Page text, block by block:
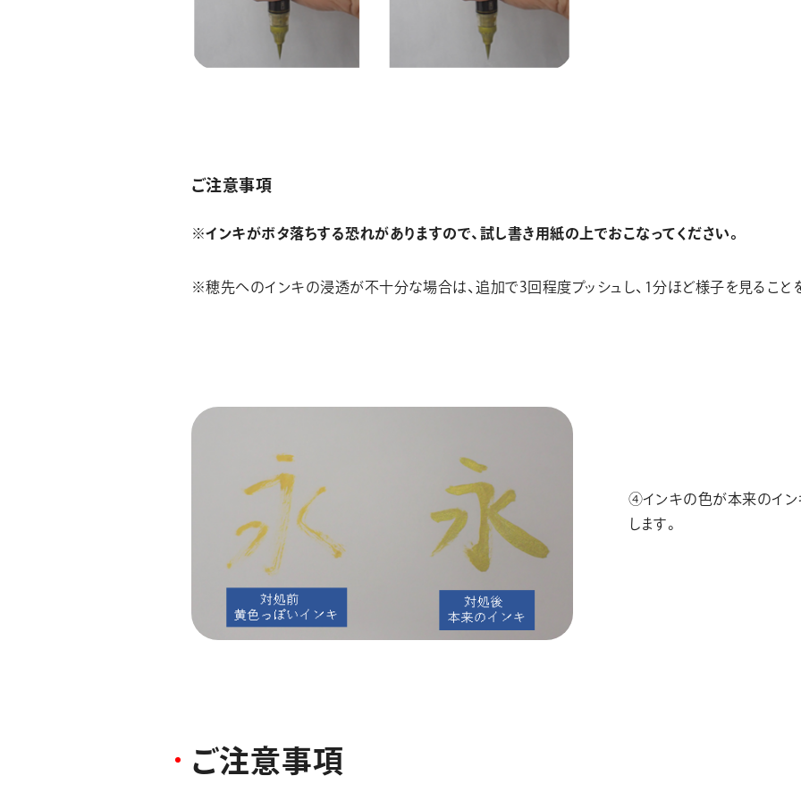
ご注意事項
※インキがボタ落ちする恐れがありますので、試し書き用紙の上でおこなってください。
※穂先へのインキの浸透が不十分な場合は、追加で3回程度プッシュし、1分ほど様子を見ること
④インキの色が本来のイ
します。
ご注意事項